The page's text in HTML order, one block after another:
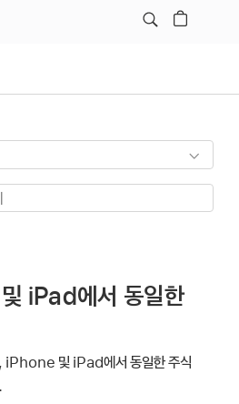
iPad에서 동일한
및 iPad에서 동일한 주식